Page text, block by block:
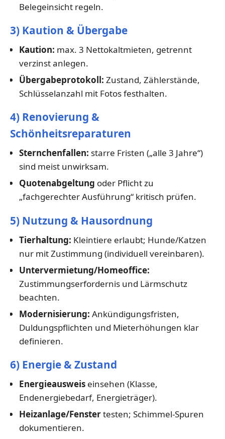
Belegeinsicht regeln.
3) Kaution & Übergabe
Kaution: max. 3 Nettokaltmieten, getrennt
verzinst anlegen.
Übergabeprotokoll: Zustand, Zählerstände,
Schlüsselanzahl mit Fotos festhalten.
4) Renovierung &
Schönheitsreparaturen
Sternchenfallen: starre Fristen („alle 3 Jahre“)
sind meist unwirksam.
Quotenabgeltung oder Pflicht zu
„fachgerechter Ausführung“ kritisch prüfen.
5) Nutzung & Hausordnung
Tierhaltung: Kleintiere erlaubt; Hunde/Katzen
nur mit Zustimmung (individuell vereinbaren).
Untervermietung/Homeoffice:
Zustimmungserfordernis und Lärmschutz
beachten.
Modernisierung: Ankündigungsfristen,
Duldungspflichten und Mieterhöhungen klar
definieren.
6) Energie & Zustand
Energieausweiseinsehen (Klasse,
Endenergiebedarf, Energieträger).
Heizanlage/Fenstertesten; Schimmel-Spuren
dokumentieren.